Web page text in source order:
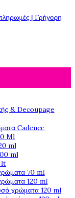
| Γρήγορη
& Decoupage
Cadence
Ml
ml
ml
lt
70 ml
120 ml
χρώματα 120 ml